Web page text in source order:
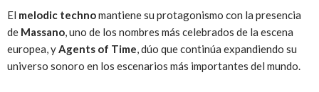
El melodic technomantiene su protagonismo con la presencia
de Massano, uno de los nombres más celebrados de la escena
europea, yAgents of Time, dúo que continúa expandiendo su
universo sonoro en los escenarios más importantes del mundo.